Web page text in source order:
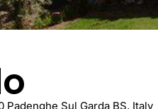
Padenghe Sul Garda BS, Italy